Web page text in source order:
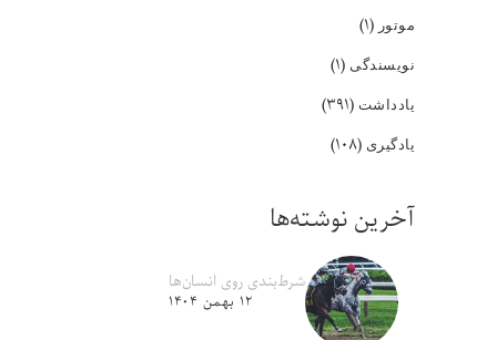
موتور (۱)
نویسندگی (۱)
یادداشت (۳۹۱)
یادگیری (۱۰۸)
آخرین نوشته‌ها
شرط‌بندی روی انسان‌ها
۱۲ بهمن ۱۴۰۴